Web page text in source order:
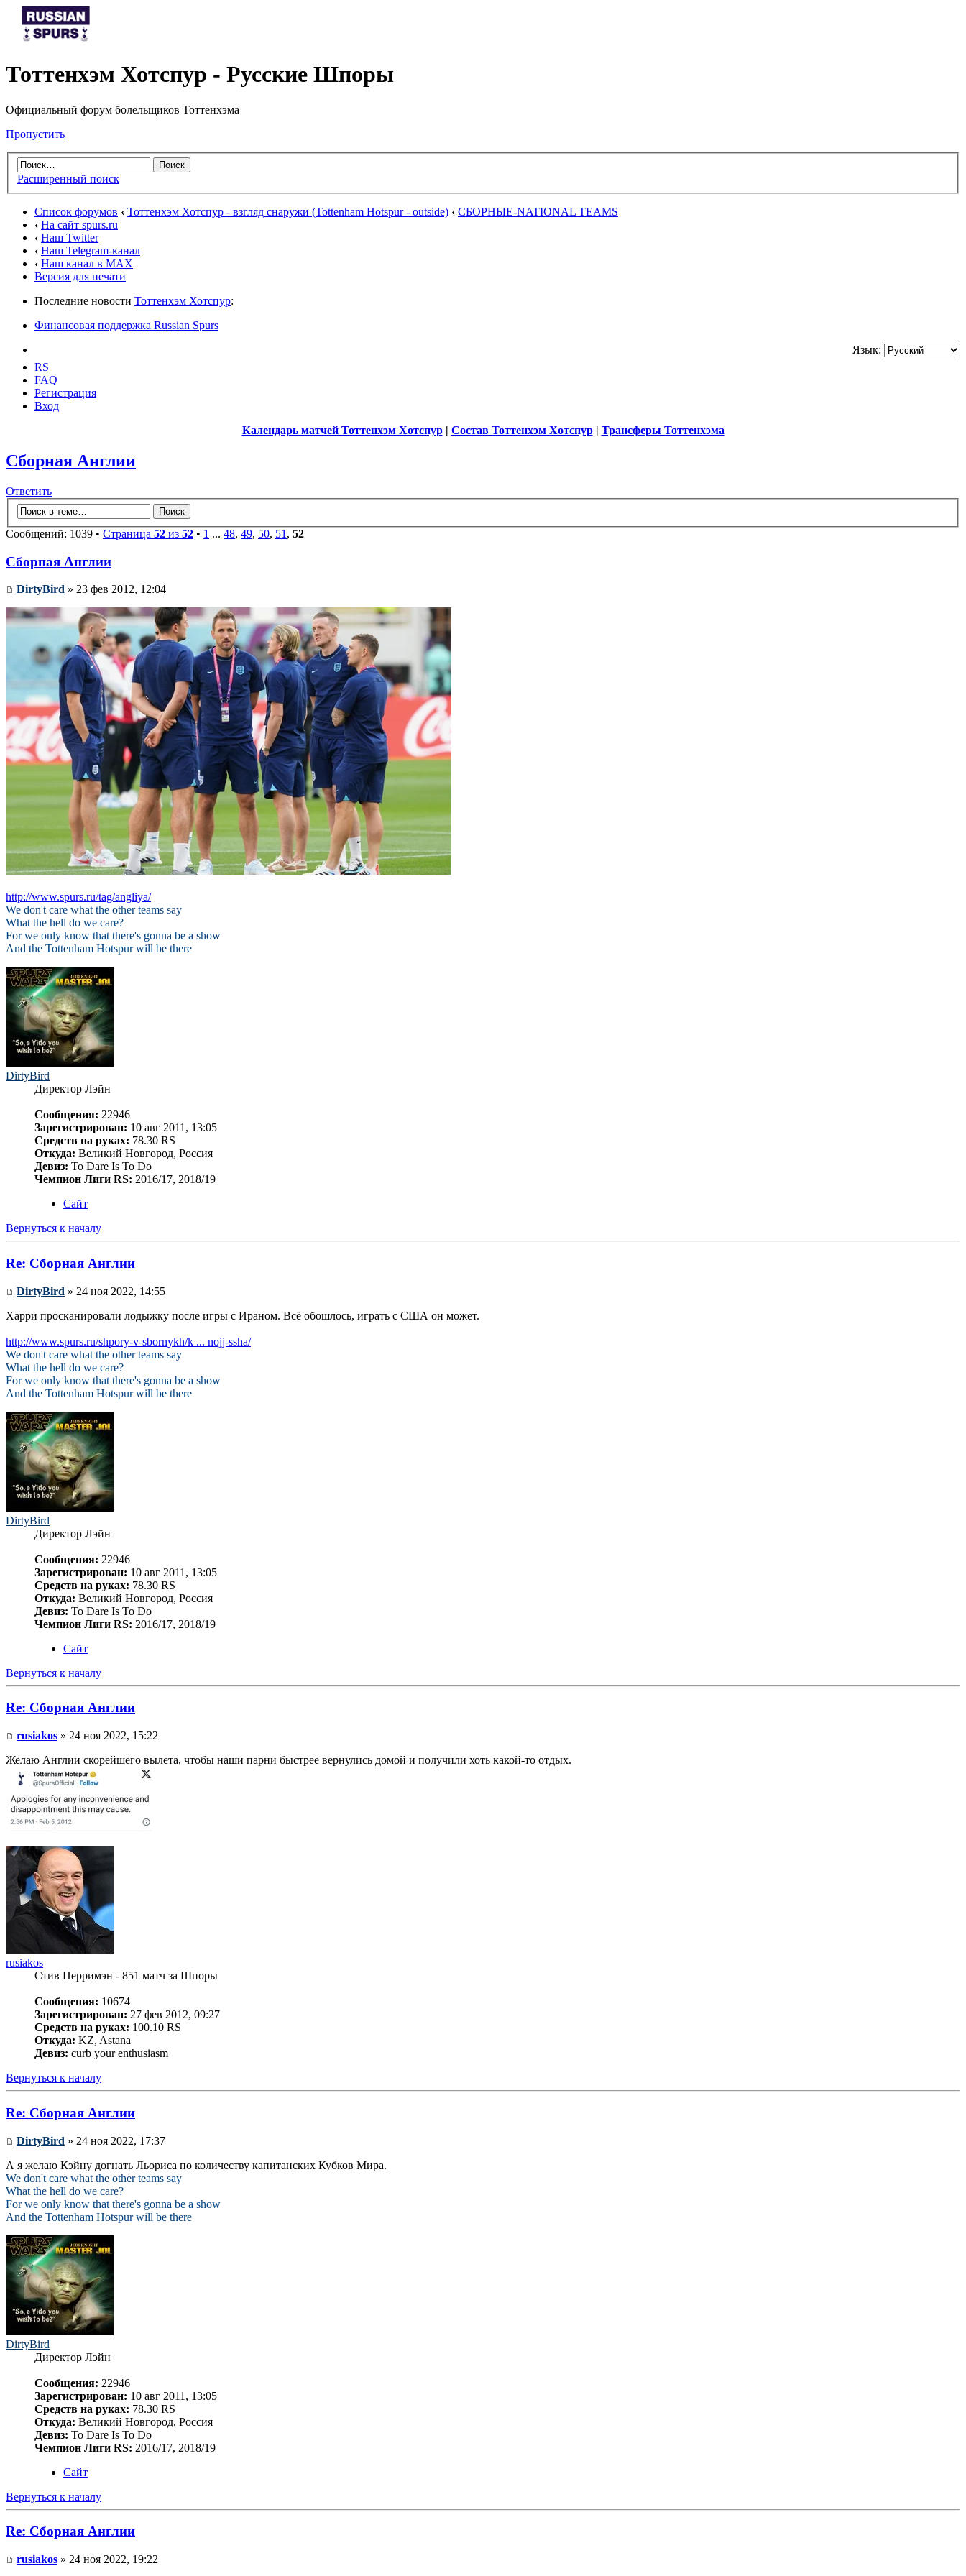
Тоттенхэм Хотспур - Русские Шпоры
Официальный форум болельщиков Тоттенхэма
Пропустить
Расширенный поиск
Список форумов ‹ Тоттенхэм Хотспур - взгляд снаружи (Tottenham Hotspur - outside) ‹ СБОРНЫЕ-NATIONAL TEAMS
‹ На сайт spurs.ru
‹ Наш Twitter
‹ Наш Telegram-канал
‹ Наш канал в MAX
Версия для печати
Последние новости Тоттенхэм Хотспур:
Финансовая поддержка Russian Spurs
Язык:
RS
FAQ
Регистрация
Вход
Календарь матчей Тоттенхэм Хотспур| Состав Тоттенхэм Хотспур| Трансферы Тоттенхэма
Сборная Англии
Ответить
Сообщений: 1039 • Страница 52 из 52 • 1 ... 48, 49, 50, 51 , 52
Сборная Англии
DirtyBird » 23 фев 2012, 12:04
http://www.spurs.ru/tag/angliya/
We don't care what the other teams say
What the hell do we care?
For we only know that there's gonna be a show
And the Tottenham Hotspur will be there
DirtyBird
Директор Лэйн
Сообщения: 22946
Зарегистрирован: 10 авг 2011, 13:05
Средств на руках: 78.30 RS
Откуда: Великий Новгород, Россия
Девиз: To Dare Is To Do
Чемпион Лиги RS: 2016/17, 2018/19
Сайт
Вернуться к началу
Re: Сборная Англии
DirtyBird » 24 ноя 2022, 14:55
Харри просканировали лодыжку после игры с Ираном. Всё обошлось, играть с США он может.
http://www.spurs.ru/shpory-v-sbornykh/k ... nojj-ssha/
We don't care what the other teams say
What the hell do we care?
For we only know that there's gonna be a show
And the Tottenham Hotspur will be there
DirtyBird
Директор Лэйн
Сообщения: 22946
Зарегистрирован: 10 авг 2011, 13:05
Средств на руках: 78.30 RS
Откуда: Великий Новгород, Россия
Девиз: To Dare Is To Do
Чемпион Лиги RS: 2016/17, 2018/19
Сайт
Вернуться к началу
Re: Сборная Англии
rusiakos » 24 ноя 2022, 15:22
Желаю Англии скорейшего вылета, чтобы наши парни быстрее вернулись домой и получили хоть какой-то отдых.
rusiakos
Стив Перримэн - 851 матч за Шпоры
Сообщения: 10674
Зарегистрирован: 27 фев 2012, 09:27
Средств на руках: 100.10 RS
Откуда: KZ, Astana
Девиз: curb your enthusiasm
Вернуться к началу
Re: Сборная Англии
DirtyBird » 24 ноя 2022, 17:37
А я желаю Кэйну догнать Льориса по количеству капитанских Кубков Мира.
We don't care what the other teams say
What the hell do we care?
For we only know that there's gonna be a show
And the Tottenham Hotspur will be there
DirtyBird
Директор Лэйн
Сообщения: 22946
Зарегистрирован: 10 авг 2011, 13:05
Средств на руках: 78.30 RS
Откуда: Великий Новгород, Россия
Девиз: To Dare Is To Do
Чемпион Лиги RS: 2016/17, 2018/19
Сайт
Вернуться к началу
Re: Сборная Англии
rusiakos » 24 ноя 2022, 19:22